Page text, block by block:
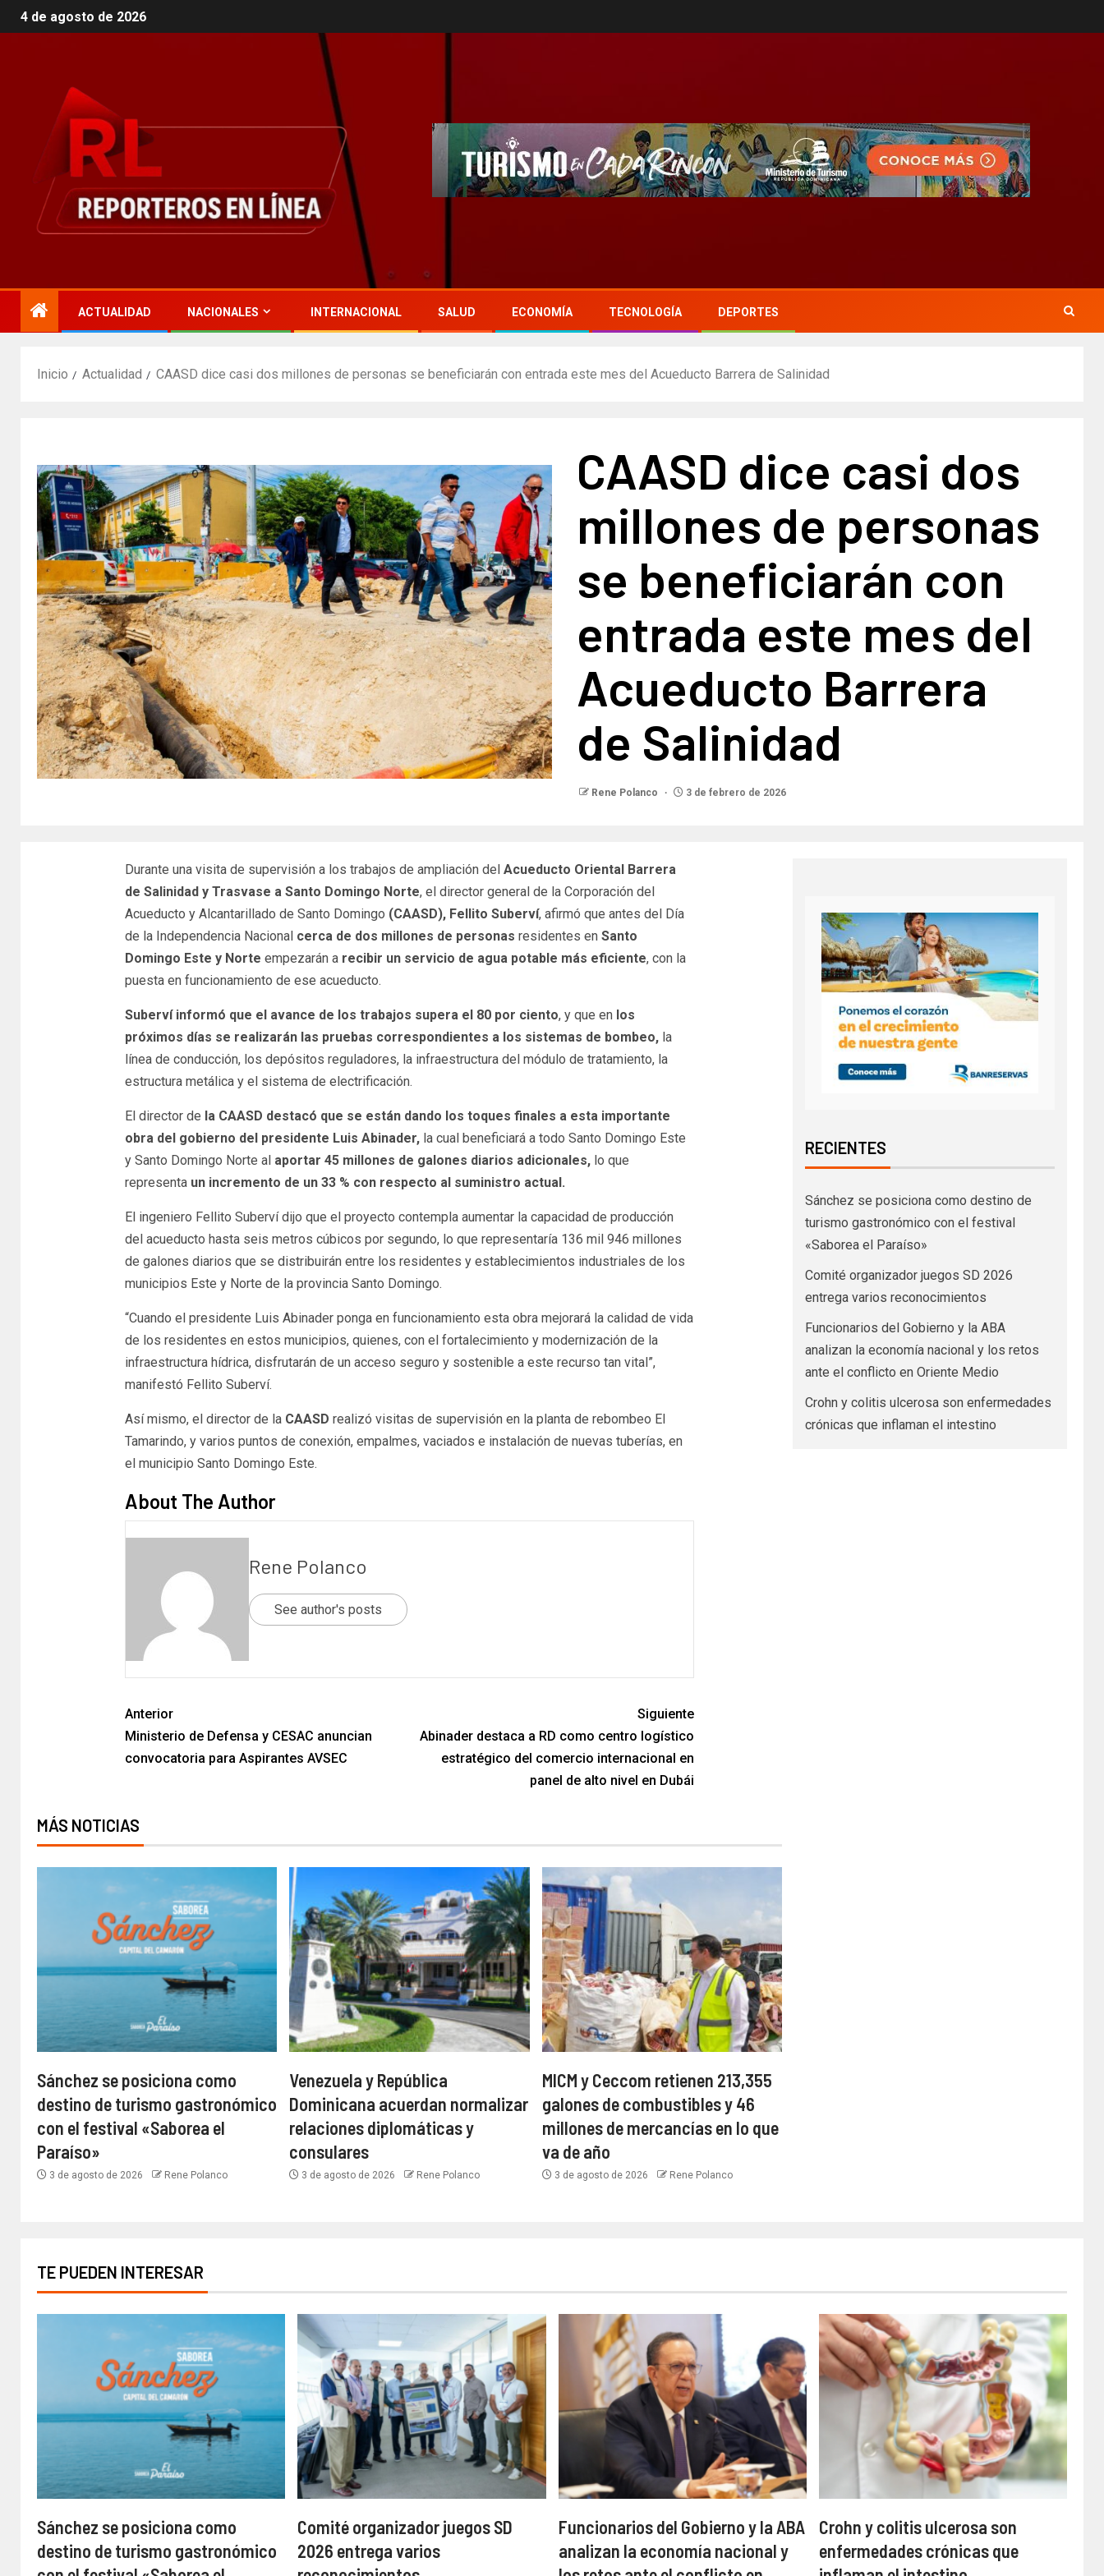
4 de agosto de 2026
ACTUALIDAD NACIONALES INTERNACIONAL SALUD ECONOMÍA TECNOLOGÍA DEPORTES
Inicio Actualidad CAASD dice casi dos millones de personas se beneficiarán con entrada este mes del Acueducto Barrera de Salinidad
CAASD dice casi dos
millones de personas
se beneficiarán con
entrada este mes del
Acueducto Barrera
de Salinidad
Rene Polanco 3 de febrero de 2026
Durante una visita de supervisión a los trabajos de ampliación del Acueducto Oriental Barrera
de Salinidad y Trasvase a Santo Domingo Norte, el director general de la Corporación del
Acueducto y Alcantarillado de Santo Domingo (CAASD), Fellito Suberví, afirmó que antes del Día
de la Independencia Nacional cerca de dos millones de personas residentes en Santo
Domingo Este y Norte empezarán arecibir un servicio de agua potable más eficiente, con la
puesta en funcionamiento de ese acueducto.
Suberví informó que el avance de los trabajos supera el 80 por ciento, y que en los
próximos días se realizarán las pruebas correspondientes a los sistemas de bombeo,la
línea de conducción, los depósitos reguladores, la infraestructura del módulo de tratamiento, la
estructura metálica y el sistema de electrificación.
El director de la CAASD destacó que se están dando los toques finales a esta importante
obra del gobierno del presidente Luis Abinader,la cual beneficiará a todo Santo Domingo Este
y Santo Domingo Norte al aportar 45 millones de galones diarios adicionales,lo que
representa un incremento de un 33 % con respecto al suministro actual.
El ingeniero Fellito Suberví dijo que el proyecto contempla aumentar la capacidad de producción
del acueducto hasta seis metros cúbicos por segundo, lo que representaría 136 mil 946 millones
de galones diarios que se distribuirán entre los residentes y establecimientos industriales de los
municipios Este y Norte de la provincia Santo Domingo.
“Cuando el presidente Luis Abinader ponga en funcionamiento esta obra mejorará la calidad de vida
de los residentes en estos municipios, quienes, con el fortalecimiento y modernización de la
infraestructura hídrica, disfrutarán de un acceso seguro y sostenible a este recurso tan vital”,
manifestó Fellito Suberví.
Así mismo, el director de laCAASD realizó visitas de supervisión en la planta de rebombeo El
Tamarindo, y varios puntos de conexión, empalmes, vaciados e instalación de nuevas tuberías, en
el municipio Santo Domingo Este.
About The Author
Rene Polanco
See author's posts
Anterior
Ministerio de Defensa y CESAC anuncian
convocatoria para Aspirantes AVSEC
Siguiente
Abinader destaca a RD como centro logístico
estratégico del comercio internacional en
panel de alto nivel en Dubái
MÁS NOTICIAS
Sánchez se posiciona como
destino de turismo gastronómico
con el festival «Saborea el
Paraíso»
3 de agosto de 2026 Rene Polanco
Venezuela y República
Dominicana acuerdan normalizar
relaciones diplomáticas y
consulares
3 de agosto de 2026 Rene Polanco
MICM y Ceccom retienen 213,355
galones de combustibles y 46
millones de mercancías en lo que
va de año
3 de agosto de 2026 Rene Polanco
RECIENTES
Sánchez se posiciona como destino de
turismo gastronómico con el festival
«Saborea el Paraíso»
Comité organizador juegos SD 2026
entrega varios reconocimientos
Funcionarios del Gobierno y la ABA
analizan la economía nacional y los retos
ante el conflicto en Oriente Medio
Crohn y colitis ulcerosa son enfermedades
crónicas que inflaman el intestino
TE PUEDEN INTERESAR
Sánchez se posiciona como
destino de turismo gastronómico
Comité organizador juegos SD
2026 entrega varios
Funcionarios del Gobierno y la ABA
analizan la economía nacional y
Crohn y colitis ulcerosa son
enfermedades crónicas que